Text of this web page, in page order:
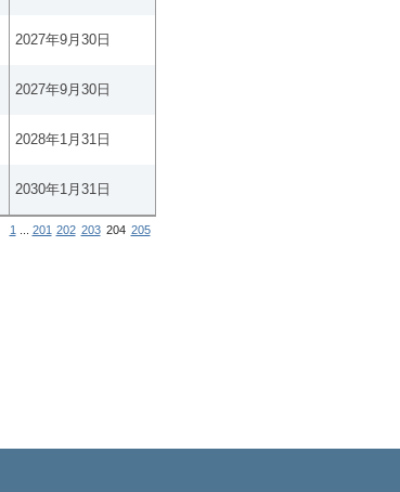
2027年9月30日
2027年9月30日
2028年1月31日
2030年1月31日
1 201 202 203 204 205